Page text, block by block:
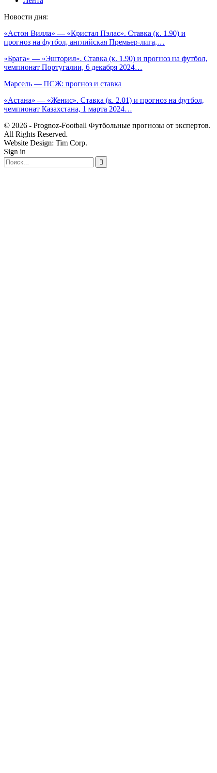
Новости дня:
«Астон Вилла» — «Кристал Пэлас». Ставка (к. 1.90) и
прогноз на футбол, английская Премьер-лига,…
«Брага» — «Эшторил». Ставка (к. 1.90) и прогноз на футбол,
чемпионат Португалии, 6 декабря 2024…
Марсель — ПСЖ: прогноз и ставка
«Астана» — «Женис». Ставка (к. 2.01) и прогноз на футбол,
чемпионат Казахстана, 1 марта 2024…
© 2026 - Prognoz-Football Футбольные прогнозы от экспертов.
All Rights Reserved.
Website Design: Tim Corp.
Sign in